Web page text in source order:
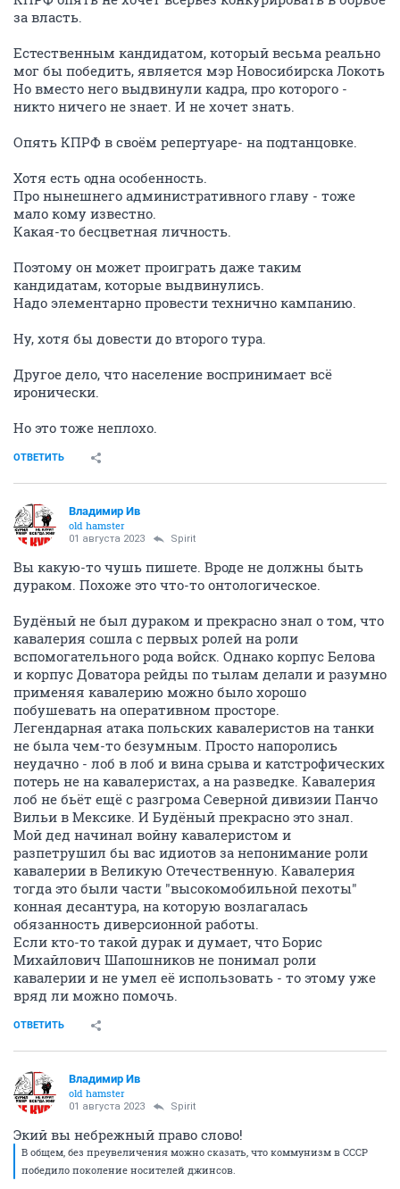
за власть.
Естественным кандидатом, который весьма реально
мог бы победить, является мэр Новосибирска Локоть
Но вместо него выдвинули кадра, про которого -
никто ничего не знает. И не хочет знать.
Опять КПРФ в своём репертуаре- на подтанцовке.
Хотя есть одна особенность.
Про нынешнего административного главу - тоже
мало кому известно.
Какая-то бесцветная личность.
Поэтому он может проиграть даже таким
кандидатам, которые выдвинулись.
Надо элементарно провести технично кампанию.
Ну, хотя бы довести до второго тура.
Другое дело, что население воспринимает всё
иронически.
Но это тоже неплохо.
ОТВЕТИТЬ
Владимир Ив
old hamster
01 августа 2023 Spirit
Вы какую-то чушь пишете. Вроде не должны быть
дураком. Похоже это что-то онтологическое.
Будёный не был дураком и прекрасно знал о том, что
кавалерия сошла с первых ролей на роли
вспомогательного рода войск. Однако корпус Белова
и корпус Доватора рейды по тылам делали и разумно
применяя кавалерию можно было хорошо
побушевать на оперативном просторе.
Легендарная атака польских кавалеристов на танки
не была чем-то безумным. Просто напоролись
неудачно - лоб в лоб и вина срыва и катстрофических
потерь не на кавалеристах, а на разведке. Кавалерия
лоб не бьёт ещё с разгрома Северной дивизии Панчо
Вильи в Мексике. И Будёный прекрасно это знал.
Мой дед начинал войну кавалеристом и
разпетрушил бы вас идиотов за непонимание роли
кавалерии в Великую Отечественную. Кавалерия
тогда это были части "высокомобильной пехоты"
конная десантура, на которую возлагалась
обязанность диверсионной работы.
Если кто-то такой дурак и думает, что Борис
Михайлович Шапошников не понимал роли
кавалерии и не умел её использовать - то этому уже
вряд ли можно помочь.
ОТВЕТИТЬ
Владимир Ив
old hamster
01 августа 2023 Spirit
Экий вы небрежный право слово!
В общем, без преувеличения можно сказать, что коммунизм в СССР
победило поколение носителей джинсов.